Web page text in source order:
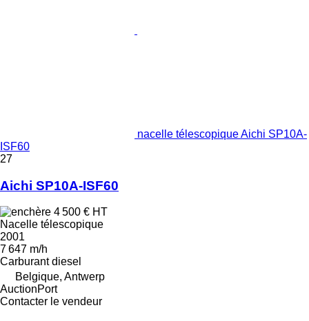
nacelle télescopique Aichi SP10A-
ISF60
27
Aichi SP10A-ISF60
4 500 € HT
Nacelle télescopique
2001
7 647 m/h
Carburant diesel
Belgique, Antwerp
AuctionPort
Contacter le vendeur